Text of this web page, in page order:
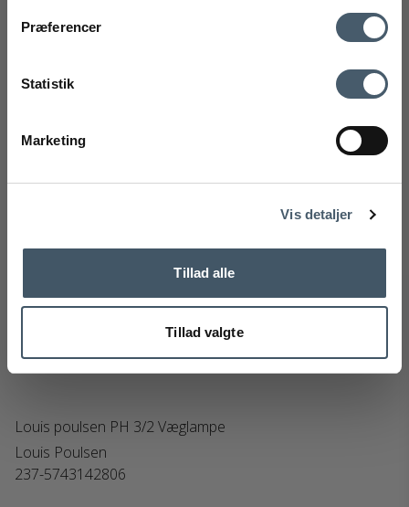
Præferencer
Statistik
Marketing
Vis detaljer
Tillad alle
Tillad valgte
Utsalg
Louis poulsen PH 3/2 Væglampe
Louis Poulsen
237-5743142806
Ved å registrere deg godtar du å motta vårt nyhetsbrev
med gode tilbud og inspirasjon. Du kan alltid trekke tilbake
Nej tak